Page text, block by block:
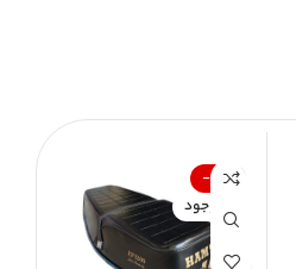
-15%
ناموجود